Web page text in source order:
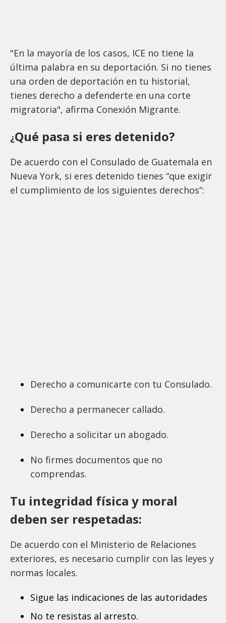
"En la mayoría de los casos, ICE no tiene la
última palabra en su deportación. Si no tienes
una orden de deportación en tu historial,
tienes derecho a defenderte en una corte
migratoria", afirma Conexión Migrante.
¿Qué pasa si eres detenido?
De acuerdo con el Consulado de Guatemala en
Nueva York, si eres detenido tienes “que exigir
el cumplimiento de los siguientes derechos”:
Derecho a comunicarte con tu Consulado.
Derecho a permanecer callado.
Derecho a solicitar un abogado.
No firmes documentos que no
comprendas.
Tu integridad física y moral
deben ser respetadas:
De acuerdo con el Ministerio de Relaciones
exteriores, es necesario cumplir con las leyes y
normas locales.
Sigue las indicaciones de las autoridades
No te resistas al arresto.